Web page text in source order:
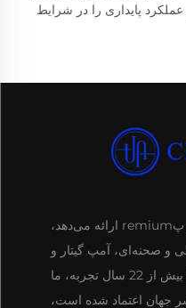
پایداری را در شرایط
تکنولوژی Aa1 محصولات صوتی پremium ارائه می‌دهد،
و صحنه‌ای، آمپ گیتار و
بلوزتوث‌های با کیفیت بالا. با بیش از 22 سال تجربه، ما
جهان اعتماد شده است،